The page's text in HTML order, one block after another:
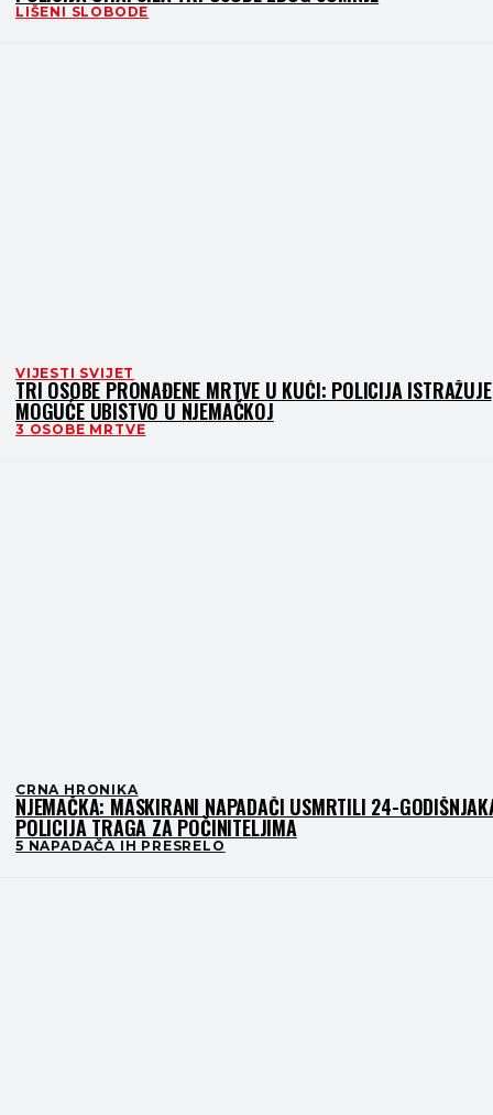
LIŠENI SLOBODE
VIJESTI SVIJET
TRI OSOBE PRONAĐENE MRTVE U KUĆI: POLICIJA ISTRAŽUJE
MOGUĆE UBISTVO U NJEMAČKOJ
3 OSOBE MRTVE
CRNA HRONIKA
NJEMAČKA: MASKIRANI NAPADAČI USMRTILI 24-
POLICIJA TRAGA ZA POČINITELJIMA
5 NAPADAČA IH PRESRELO